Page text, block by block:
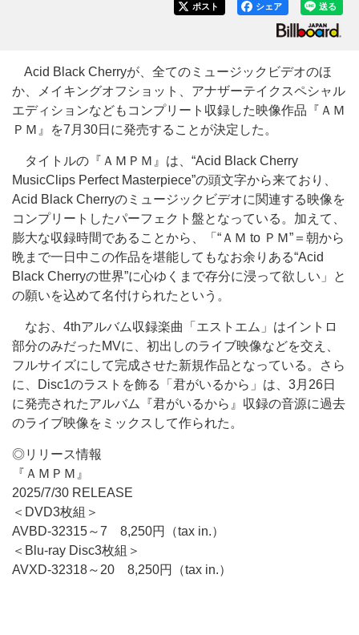
送る
シェア
ポスト
Acid Black Cherryが、全てのミュージックビデオのほ
か、メイキングオフショット、アナザーテイクスペシャル
エディションなどもコンプリート収録した映像作品『ＡＭ
ＰＭ』を7月30日に発売することが決定した。
タイトルの『ＡＭＰＭ』は、“Acid Black Cherry
MusicClips Perfect Masterpiece”の頭文字から来ており、
Acid Black Cherryのミュージックビデオに関連する映像を
コンプリートしたパーフェクト盤となっている。加えて、
膨大な収録時間であることから、「“ＡＭ to ＰＭ”＝朝から
晩まで一日中この作品を堪能してもなお余りある“Acid
Black Cherryの世界”に心ゆくまで存分に浸って欲しい」と
の願いを込めて名付けられたという。
なお、4thアルバム収録楽曲「エストエム」はイントロ
部分のみだったMVに、初出しのライブ映像などを交え、
フルサイズにして完成させた新規作品となっている。さら
に、Disc1のラストを飾る「君がいるから」は、3月26日
に発売されたアルバム『君がいるから』収録の音源に過去
のライブ映像をミックスして作られた。
◎リリース情報
『ＡＭＰＭ』
2025/7/30 RELEASE
＜DVD3枚組＞
AVBD-32315～7 8,250円（tax in.）
＜Blu-ray Disc3枚組＞
AVXD-32318～20 8,250円（tax in.）